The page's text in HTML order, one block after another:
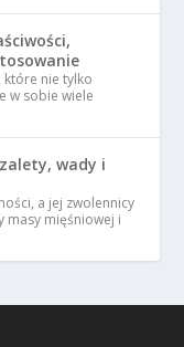
które nie tylko
w sobie wiele
wady i
a jej zwolennicy
masy mięśniowej i